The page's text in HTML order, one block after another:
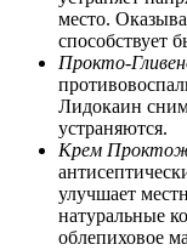
место.
способствует
Прокто-
Лидокаин
устраняются.
Крем
улучшает
натуральные
облепиховое